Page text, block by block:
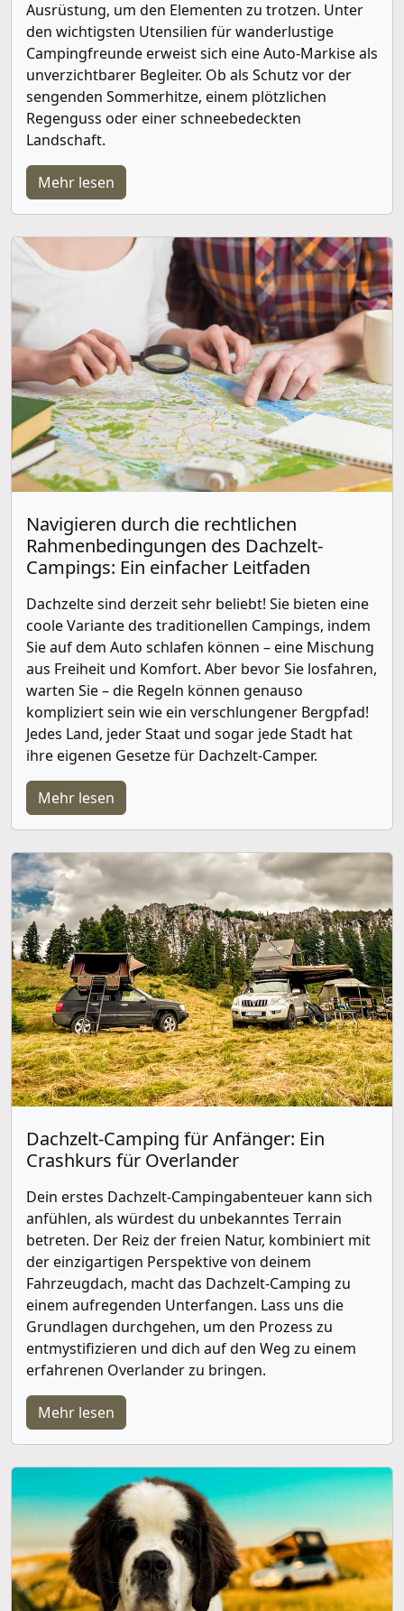
Ausrüstung, um den Elementen zu trotzen. Unter
den wichtigsten Utensilien für wanderlustige
Campingfreunde erweist sich eine Auto-Markise als
unverzichtbarer Begleiter. Ob als Schutz vor der
sengenden Sommerhitze, einem plötzlichen
Regenguss oder einer schneebedeckten
Landschaft.
Mehr lesen
Navigieren durch die rechtlichen
Rahmenbedingungen des Dachzelt-
Campings: Ein einfacher Leitfaden
Dachzelte sind derzeit sehr beliebt! Sie bieten eine
coole Variante des traditionellen Campings, indem
Sie auf dem Auto schlafen können – eine Mischung
aus Freiheit und Komfort. Aber bevor Sie losfahren,
warten Sie – die Regeln können genauso
kompliziert sein wie ein verschlungener Bergpfad!
Jedes Land, jeder Staat und sogar jede Stadt hat
ihre eigenen Gesetze für Dachzelt-Camper.
Mehr lesen
Dachzelt-Camping für Anfänger: Ein
Crashkurs für Overlander
Dein erstes Dachzelt-Campingabenteuer kann sich
anfühlen, als würdest du unbekanntes Terrain
betreten. Der Reiz der freien Natur, kombiniert mit
der einzigartigen Perspektive von deinem
Fahrzeugdach, macht das Dachzelt-Camping zu
einem aufregenden Unterfangen. Lass uns die
Grundlagen durchgehen, um den Prozess zu
entmystifizieren und dich auf den Weg zu einem
erfahrenen Overlander zu bringen.
Mehr lesen